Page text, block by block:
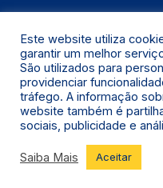
Santa Maria 2021 ©
Este website utiliza
garantir um melhor
São utilizados para
providenciar
tráfego. A informação
website também é
sociais, publicidade e
Saiba Mais Aceitar